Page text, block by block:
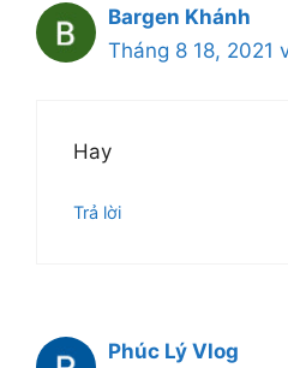
Bargen Khánh
Tháng 8 18, 2021
Hay
Trả lời
Phúc Lý Vlog